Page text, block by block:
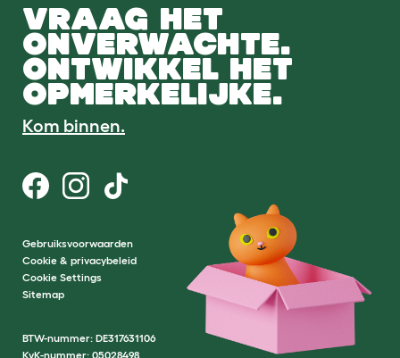
VRAAG HET
ONVERWACHTE.
ONTWIKKEL HET
OPMERKELIJKE.
Kom binnen.
Gebruiksvoorwaarden
Cookie & privacybeleid
Cookie Settings
Sitemap
BTW-nummer: DE317631106
KvK-nummer: 05028498